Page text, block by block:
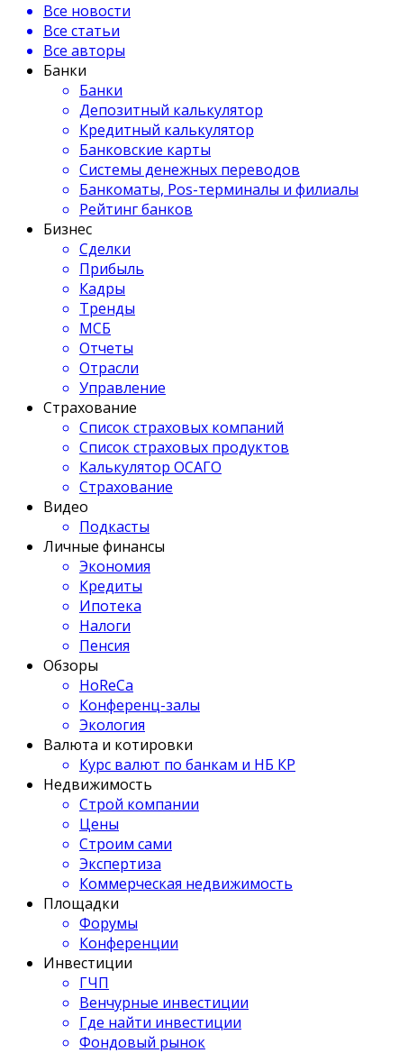
Все новости
Все статьи
Все авторы
Банки
Банки
Депозитный калькулятор
Кредитный калькулятор
Банковские карты
Системы денежных переводов
Банкоматы, Pos-терминалы и филиалы
Рейтинг банков
Бизнес
Сделки
Прибыль
Кадры
Тренды
МСБ
Отчеты
Отрасли
Управление
Страхование
Список страховых компаний
Список страховых продуктов
Калькулятор ОСАГО
Страхование
Видео
Подкасты
Личные финансы
Экономия
Кредиты
Ипотека
Налоги
Пенсия
Обзоры
HoReCa
Конференц-залы
Экология
Валюта и котировки
Курс валют по банкам и НБ КР
Недвижимость
Строй компании
Цены
Строим сами
Экспертиза
Коммерческая недвижимость
Площадки
Форумы
Конференции
Инвестиции
ГЧП
Венчурные инвестиции
Где найти инвестиции
Фондовый рынок